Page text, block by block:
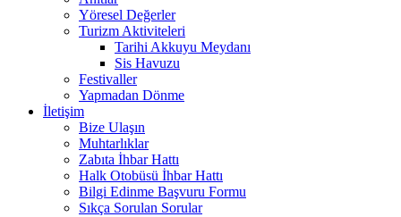
Yöresel Değerler
Turizm Aktiviteleri
Tarihi Akkuyu Meydanı
Sis Havuzu
Festivaller
Yapmadan Dönme
İletişim
Bize Ulaşın
Muhtarlıklar
Zabıta İhbar Hattı
Halk Otobüsü İhbar Hattı
Bilgi Edinme Başvuru Formu
Sıkça Sorulan Sorular